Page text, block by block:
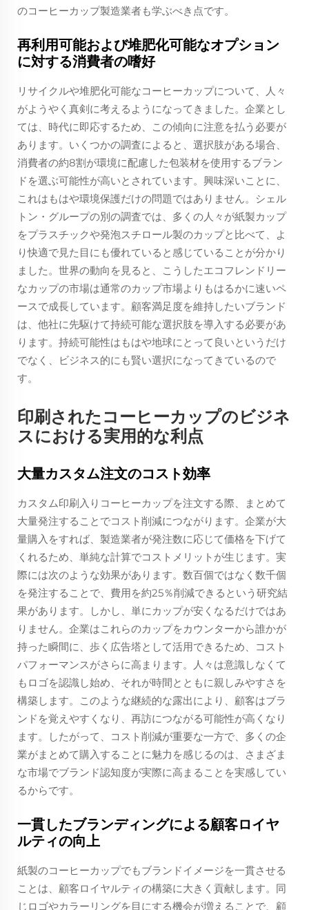
のコーヒーカップ製造業者も学ぶべき点です。
再利用可能および堆肥化可能なオプション
に対する消費者の嗜好
リサイクルや堆肥化可能なコーヒーカップについて、人々
がようやく真剣に考えるようになってきました。企業とし
ては、時代に即応するため、この傾向に注意を払う必要が
あります。いくつかの調査によると、選択肢がある場合、
消費者の約8割が環境に配慮した包装材を使用するブラン
ドを選ぶ可能性が高いとされています。興味深いことに、
これはもはや環境保護だけの問題ではありません。シェル
トン・グループの別の調査では、多くの人々が紙製カップ
をプラスチックや発泡スチロール製のカップと比べて、よ
り快適で見た目にも優れていると感じていることが分かり
ました。世界の動向を見ると、こうしたエコフレンドリー
なカップの市場は通常のカップ市場よりもはるかに速いペ
ースで成長しています。顧客満足度を維持したいブランド
は、他社に先駆けて持続可能な選択肢を導入する必要があ
ります。持続可能性はもはや地球にとって良いというだけ
でなく、ビジネス的にも賢い選択になってきているので
す。
印刷されたコーヒーカップのビジネ
スにおける実用的な利点
大量カスタム注文のコスト効率
カスタム印刷入りコーヒーカップを注文する際、まとめて
大量発注することでコスト削減につながります。企業が大
量購入をすれば、製造業者が発注数に応じて価格を下げて
くれるため、単純な計算でコストメリットが生じます。実
際には次のような効果があります。数百個ではなく数千個
を発注することで、費用を約25％削減できるという研究結
果があります。しかし、単にカップが安くなるだけではあ
りません。企業はこれらのカップをカウンターから誰かが
持った瞬間に、歩く広告塔として活用できるため、コスト
パフォーマンスがさらに高まります。人々は意識しなくて
もロゴを認識し始め、それが時間とともに親しみやすさを
構築します。このような継続的な露出により、顧客はブラ
ンドを覚えやすくなり、再訪につながる可能性が高くなり
ます。したがって、コスト削減が重要な一方で、多くの企
業がまとめて購入することに魅力を感じるのは、さまざま
な市場でブランド認知度が実際に高まることを実感してい
るからです。
一貫したブランディングによる顧客ロイヤ
ルティの向上
紙製のコーヒーカップでもブランドイメージを一貫させる
ことは、顧客ロイヤルティの構築に大きく貢献します。同
じロゴやカラーリングを目にする機会が増えることで、顧